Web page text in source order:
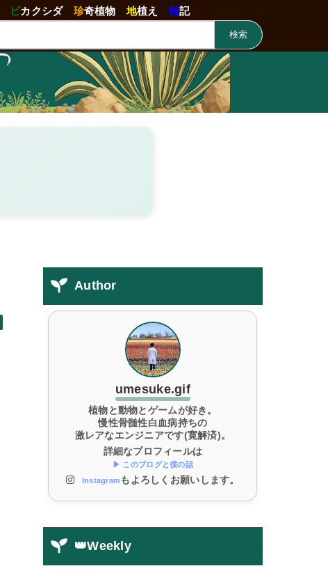
ビカクシダ 珍奇植物 地植え 雑記
検索
Author
umesuke.gif
植物と動物とゲームが好き。
慢性骨髄性白血病持ちの
激レアなエンジニアです(寛解済)。
詳細なプロフィールは
▶ このブログと僕の話
Instagram もよろしくお願いします。
👑Weekly